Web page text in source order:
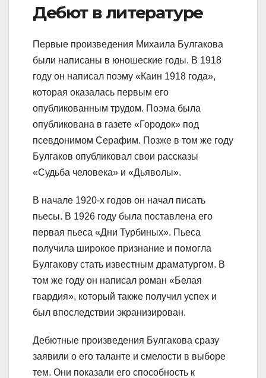
Дебют в литературе
Первые произведения Михаила Булгакова
были написаны в юношеские годы. В 1918
году он написал поэму «Каин 1918 года»,
которая оказалась первым его
опубликованным трудом. Поэма была
опубликована в газете «Городок» под
псевдонимом Серафим. Позже в том же году
Булгаков опубликовал свои рассказы
«Судьба человека» и «Дьяволы».
В начале 1920-х годов он начал писать
пьесы. В 1926 году была поставлена его
первая пьеса «Дни Турбиных». Пьеса
получила широкое признание и помогла
Булгакову стать известным драматургом. В
том же году он написал роман «Белая
гвардия», который также получил успех и
был впоследствии экранизирован.
Дебютные произведения Булгакова сразу
заявили о его таланте и смелости в выборе
тем. Они показали его способность к